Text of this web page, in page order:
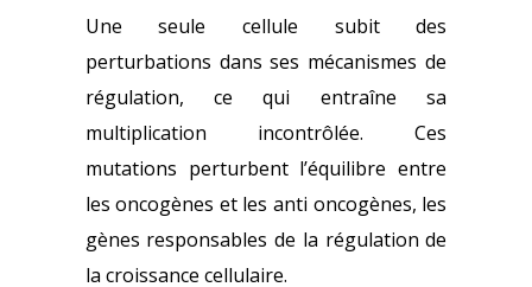
Une seule cellule subit des
perturbations dans ses mécanismes de
régulation, ce qui entraîne sa
multiplication incontrôlée. Ces
mutations perturbent l’équilibre entre
les oncogènes et les anti oncogènes, les
gènes responsables de la régulation de
la croissance cellulaire.